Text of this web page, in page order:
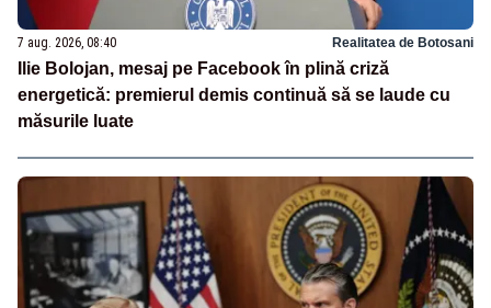
7 aug. 2026, 08:40 Realitatea de Botosani
Ilie Bolojan, mesaj pe Facebook în plină criză
energetică: premierul demis continuă să se laude cu
măsurile luate